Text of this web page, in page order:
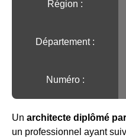
Région :️
Département :
Numéro :
Un architecte diplômé
un professionnel ayant